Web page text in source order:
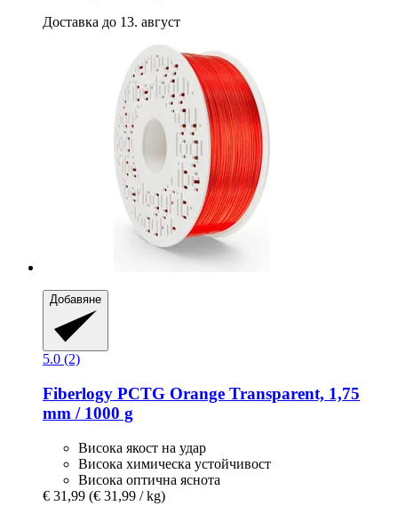
Доставка до 13. август
Добавяне
5.0 (2)
Fiberlogy PCTG Orange Transparent, 1,75
mm / 1000 g
Висока якост на удар
Висока химическа устойчивост
Висока оптична яснота
€ 31,99 (€ 31,99 / kg)